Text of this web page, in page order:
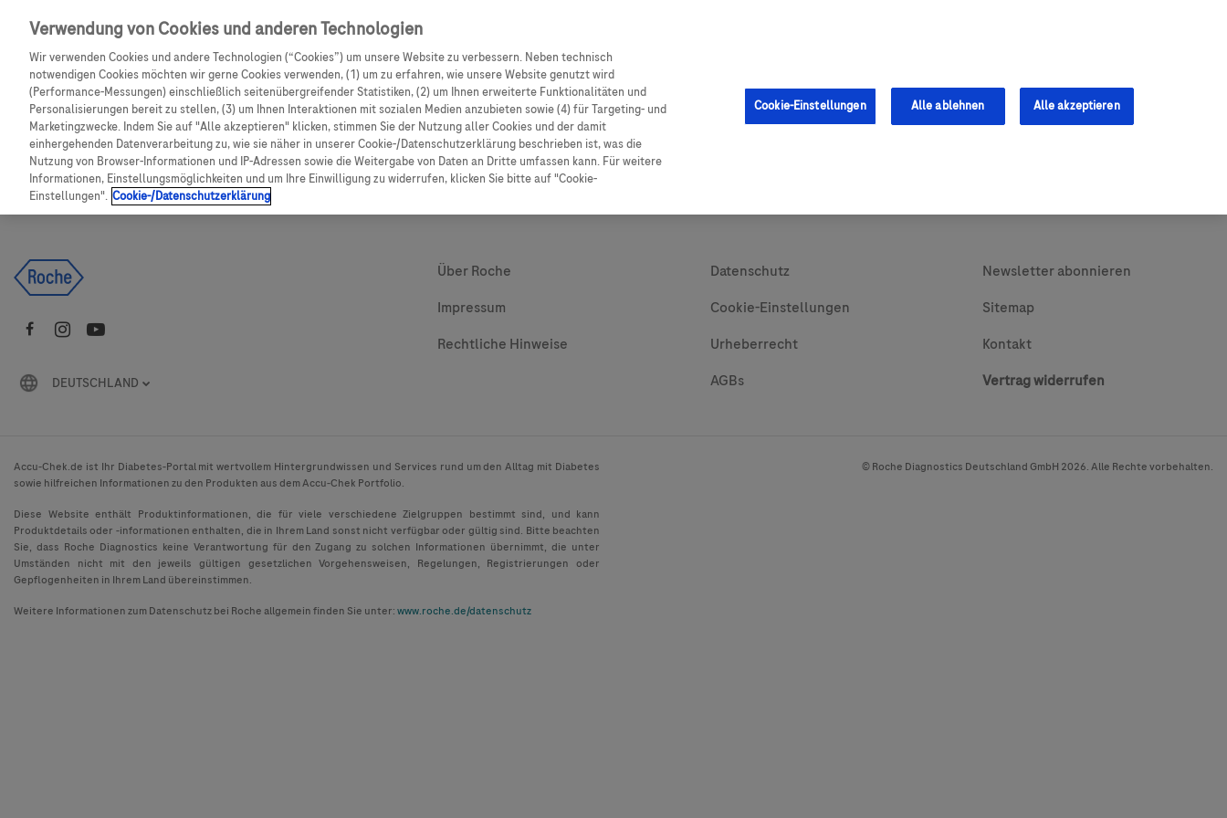
Skip to main content
CGM Testsensor bestellen CGM Sensor Produkte Ratgeber Diabetes
Produkte Artikel
Es tut uns leid, aber es gibt keine Ergebnisse für:
DEUTSCHLAND
Über Roche
Impressum
Rechtliche Hinweise
Datenschutz
Cookie-Einstellungen
Urheberrecht
AGBs
Newsletter abonnieren
Sitemap
Kontakt
Vertrag widerrufen
Accu-Chek.de ist Ihr Diabetes-Portal mit wertvollem Hintergrundwissen und Services rund um den Alltag mit Diabetes
sowie hilfreichen Informationen zu den Produkten aus dem Accu-Chek Portfolio.
Diese Website enthält Produktinformationen, die für viele verschiedene Zielgruppen bestimmt sind, und kann
Produktdetails oder -informationen enthalten, die in Ihrem Land sonst nicht verfügbar oder gültig sind. Bitte beachten
Sie, dass Roche Diagnostics keine Verantwortung für den Zugang zu solchen Informationen übernimmt, die unter
Umständen nicht mit den jeweils gültigen gesetzlichen Vorgehensweisen, Regelungen, Registrierungen oder
Gepflogenheiten in Ihrem Land übereinstimmen.
Weitere Informationen zum Datenschutz bei Roche allgemein finden Sie unter:www.roche.de/datenschutz
© Roche Diagnostics Deutschland GmbH 2026. Alle Rechte vorbehalten.
Verwendung von Cookies und anderen Technologien
Wir verwenden Cookies und andere Technologien (“Cookies”) um unsere Website zu verbessern. Neben technisch
notwendigen Cookies möchten wir gerne Cookies verwenden, (1) um zu erfahren, wie unsere Website genutzt wird
(Performance-Messungen) einschließlich seitenübergreifender Statistiken, (2) um Ihnen erweiterte Funktionalitäten und
Personalisierungen bereit zu stellen, (3) um Ihnen Interaktionen mit sozialen Medien anzubieten sowie (4) für Targeting- und
Marketingzwecke. Indem Sie auf "Alle akzeptieren" klicken, stimmen Sie der Nutzung aller Cookies und der damit
einhergehenden Datenverarbeitung zu, wie sie näher in unserer Cookie-/Datenschutzerklärung beschrieben ist, was die
Nutzung von Browser-Informationen und IP-Adressen sowie die Weitergabe von Daten an Dritte umfassen kann. Für weitere
Informationen, Einstellungsmöglichkeiten und um Ihre Einwilligung zu widerrufen, klicken Sie bitte auf "Cookie-
Einstellungen". Cookie-/Datenschutzerklärung
Cookie-Einstellungen Alle ablehnen Alle akzeptieren